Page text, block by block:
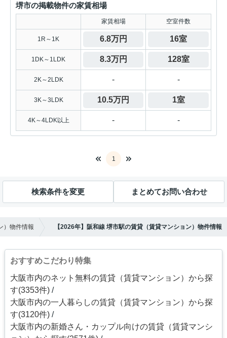
堺市の掲載物件の家賃相場
家賃相場 空室件数
1R～1K 6.8万円 16室
1DK～1LDK 8.3万円 128室
2K～2LDK - -
3K～3LDK 10.5万円 1室
4K～4LDK以上 - -
1
検索条件を変更 まとめてお問い合わせ
）物件情報 【2026年】阪和線 堺市駅の賃貸（賃貸マンション）物件情報
おすすめこだわり特集
大阪市内のネット無料の賃貸（賃貸マンション）から探
す(3353件)
大阪市内の一人暮らしの賃貸（賃貸マンション）から探
す(3120件)
大阪市内の新婚さん・カップル向けの賃貸（賃貸マンシ